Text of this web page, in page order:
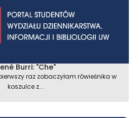
Burri: "Che"
raz zobaczyłam rówieśnika w
koszulce z...